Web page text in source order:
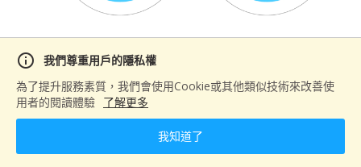
info
我們尊重用戶的隱私權
為了提升服務素質，我們會使用Cookie或其他類似技術來改善使
用者的閱讀體驗 了解更多
我知道了